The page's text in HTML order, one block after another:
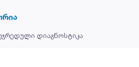
დიაგნოსტიკა